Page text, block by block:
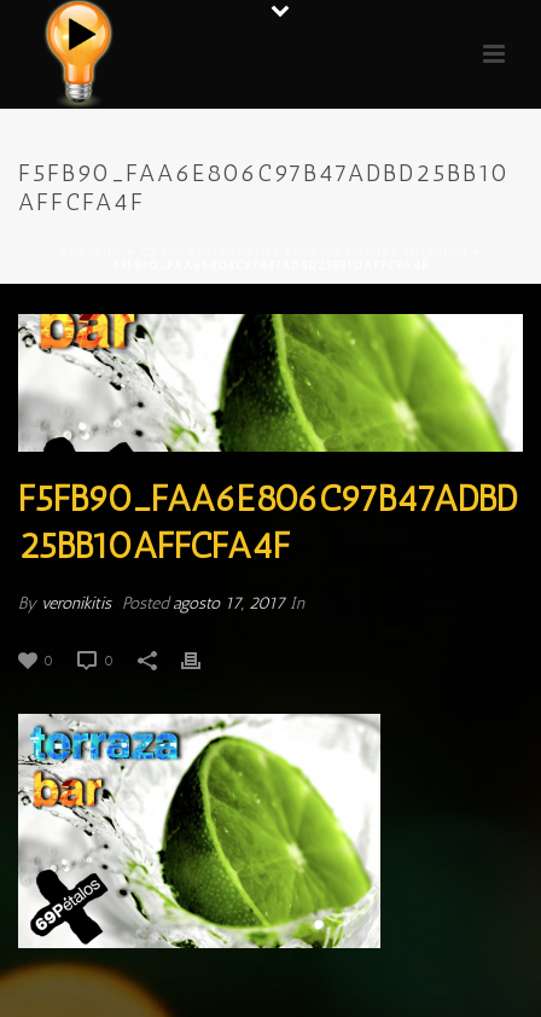
F5FB90_FAA6E806C97B47ADBD25BB10
AFFCFA4F
F5FB90_FAA6E806C97B47ADBD
25BB10AFFCFA4F
By veronikitis Postedagosto 17, 2017In
0 0